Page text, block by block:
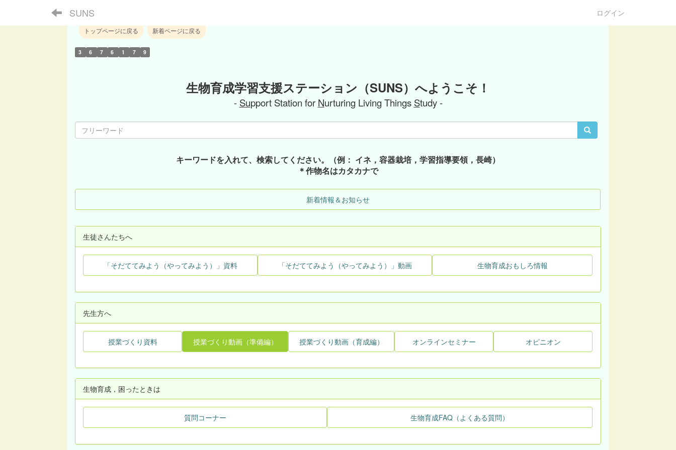
SUNS ログイン
トップページに戻る 新着ページに戻る
3 6 7 6 1 7 9
生物育成学習支援ステーション（SUNS）へようこそ！
- Support Station for Nurturing Living Things Study -
キーワードを入れて、検索してください。（例： イネ，容器栽培，学習指導要領，長崎）
＊作物名はカタカナで
新着情報＆お知らせ
生徒さんたちへ
「そだててみよう（やってみよう）」資料 「そだててみよう（やってみよう）」動画 生物育成おもしろ情報
先生方へ
授業づくり資料 授業づくり動画（準備編） 授業づくり動画（育成編） オンラインセミナー オピニオン
生物育成，困ったときは
質問コーナー 生物育成FAQ（よくある質問）